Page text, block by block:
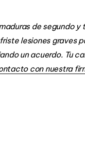
de segundo
lesiones graves
un acuerdo. Tu
con nuestra